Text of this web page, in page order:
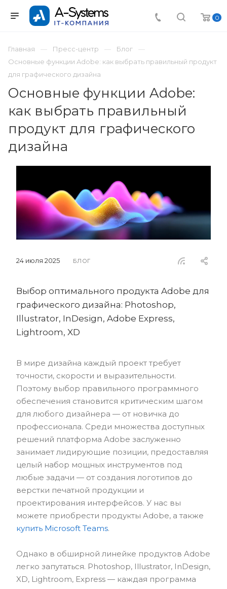
0
Главная Пресс-центр
Блог
Основные функции Adobe: как выбрать правильный продукт
для графического дизайна
Основные функции Adobe:
как выбрать правильный
продукт для графического
дизайна
24 июля 2025 БЛОГ
Выбор оптимального продукта Adobe для
графического дизайна: Photoshop,
Illustrator, InDesign, Adobe Express,
Lightroom, XD
В мире дизайна каждый проект требует
точности, скорости и выразительности.
Поэтому выбор правильного программного
обеспечения становится критическим шагом
для любого дизайнера — от новичка до
профессионала. Среди множества доступных
решений платформа Adobe заслуженно
занимает лидирующие позиции, предоставляя
целый набор мощных инструментов под
любые задачи — от создания логотипов до
верстки печатной продукции и
проектирования интерфейсов. У нас вы
можете приобрести продукты Adobe, а также
купить Microsoft Teams.
Однако в обширной линейке продуктов Adobe
легко запутаться. Photoshop, Illustrator, InDesign,
XD, Lightroom, Express — каждая программа